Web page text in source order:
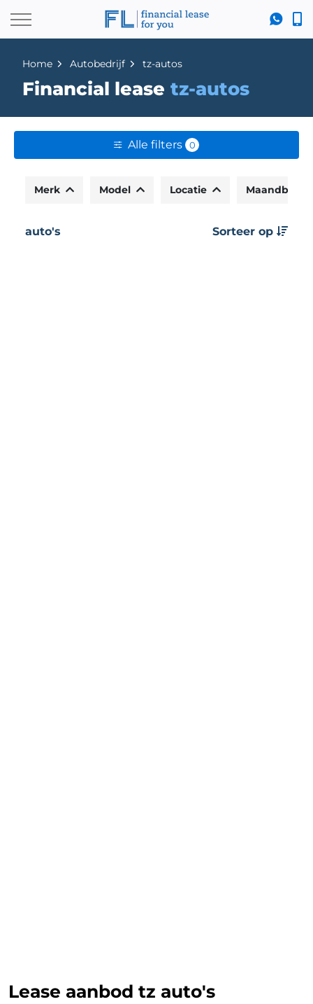
Home Autobedrijf tz-autos
Financial leasetz-autos
Alle filters 0
Merk Model Locatie
auto's Sorteer op
Lease aanbod tz auto's